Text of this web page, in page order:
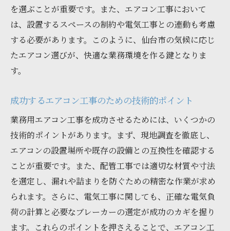
過去の成功から学ぶ業者選びの重要性
複雑な配管作業を成功させた理由
業務用エアコン工事における成功の秘訣
仙台市で業務用エアコン工事を依頼する際の注
トラブルを未然に防ぐための予防策
見積もりで確認しておくべき項目
契約時に気をつけたいポイント
仙台市での工事依頼で注意するべきこと
を選ぶことが重要です。また、エアコン工事において
は、設置するスペースの制約や電気工事との連動も考慮
する必要があります。このように、仙台市の気候に応じ
たエアコン選びが、快適な業務環境を作る鍵となりま
す。
成功するエアコン工事のための技術的ポイント
業務用エアコン工事を成功させるためには、いくつかの
技術的ポイントがあります。まず、現地調査を徹底し、
エアコンの設置場所や既存の設備との互換性を確認する
ことが重要です。また、配管工事では適切な材質や寸法
を選定し、漏れや詰まりを防ぐための精密な作業が求め
られます。さらに、電気工事に関しても、正確な電気負
荷の計算と必要なブレーカーの選定が成功のカギを握り
ます。これらのポイントを押さえることで、エアコン工